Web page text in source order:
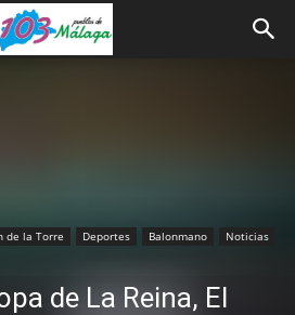
de la Torre Deportes Balonmano
Noticias
de La Reina, El